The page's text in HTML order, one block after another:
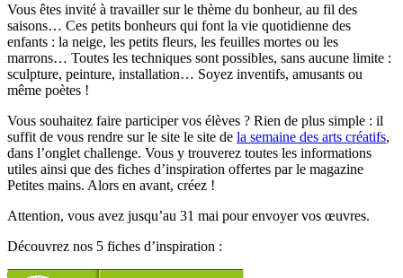
Vous êtes invité à travailler sur le thème du bonheur, au fil des
saisons… Ces petits bonheurs qui font la vie quotidienne des
enfants : la neige, les petits fleurs, les feuilles mortes ou les
marrons… Toutes les techniques sont possibles, sans aucune limite :
sculpture, peinture, installation… Soyez inventifs, amusants ou
même poètes !
Vous souhaitez faire participer vos élèves ? Rien de plus simple : il
suffit de vous rendre sur le site le site de la semaine des arts créatifs,
dans l’onglet challenge. Vous y trouverez toutes les informations
utiles ainsi que des fiches d’inspiration offertes par le magazine
Petites mains. Alors en avant, créez !
Attention, vous avez jusqu’au 31 mai pour envoyer vos œuvres.
Découvrez nos 5 fiches d’inspiration :